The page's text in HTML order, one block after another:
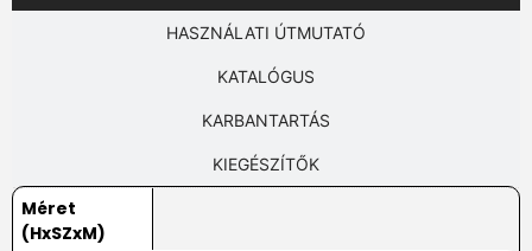
HASZNÁLATI ÚTMUTATÓ
KATALÓGUS
KARBANTARTÁS
KIEGÉSZÍTŐK
Méret
(HxSZxM)